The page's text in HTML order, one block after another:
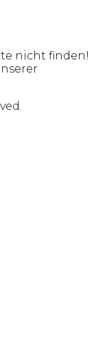
nicht finden!